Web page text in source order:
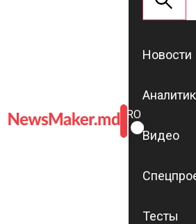
ROMÂNĂ
RU
Новости
Видео
Тесты